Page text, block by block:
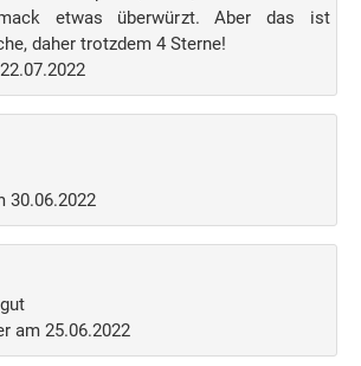
etwas überwürzt. Aber das ist
daher trotzdem 4 Sterne!
30.06.2022
am 25.06.2022